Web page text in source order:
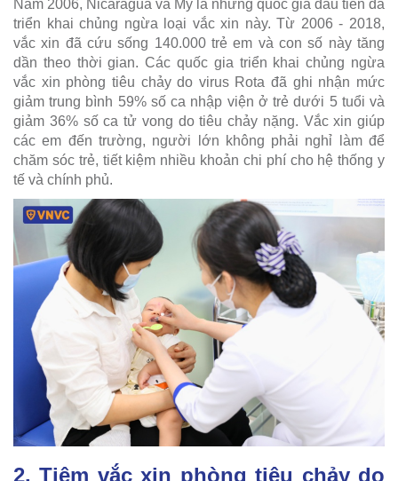
Năm 2006, Nicaragua và Mỹ là những quốc gia đầu tiên đã
triển khai chủng ngừa loại vắc xin này. Từ 2006 - 2018,
vắc xin đã cứu sống 140.000 trẻ em và con số này tăng
dần theo thời gian. Các quốc gia triển khai chủng ngừa
vắc xin phòng tiêu chảy do virus Rota đã ghi nhận mức
giảm trung bình 59% số ca nhập viện ở trẻ dưới 5 tuổi và
giảm 36% số ca tử vong do tiêu chảy nặng. Vắc xin giúp
các em đến trường, người lớn không phải nghỉ làm để
chăm sóc trẻ, tiết kiệm nhiều khoản chi phí cho hệ thống y
tế và chính phủ.
2. Tiêm vắc xin phòng tiêu chảy do